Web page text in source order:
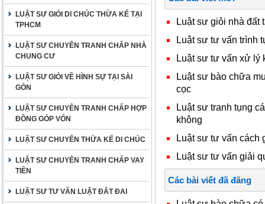
LUẬT SƯ GIỎI DI CHÚC THỪA KẾ TẠI
TPHCM
LUẬT SƯ CHUYÊN TRANH CHẤP NHÀ
CHUNG CƯ
LUẬT SƯ GIỎI VỀ HÌNH SỰ TẠI SÀI
GÒN
LUẬT SƯ CHUYÊN TRANH CHẤP HỢP
ĐỒNG GÓP VỐN
LUẬT SƯ CHUYÊN THỪA KẾ DI CHÚC
LUẬT SƯ CHUYÊN TRANH CHẤP VAY
TIỀN
LUẬT SƯ TƯ VẤN LUẬT ĐẤT ĐAI
Luật sư giỏi nhà đất
Luật sư tư vấn trình
Luật sư tư vấn xử lý
Luật sư bào chữa
cọc
Luật sư tranh tụng
không
Luật sư tư vấn cách
Luật sư tư vấn giải
Các bài viết đã đăng